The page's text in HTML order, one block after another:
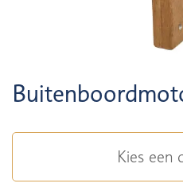
Kies een